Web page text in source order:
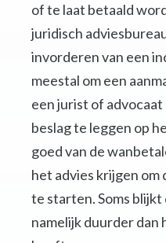
of te laat betaald
juridisch
invorderen van een
meestal om een
een jurist of
beslag te leggen op
goed van de
het advies krijgen om
te starten. Soms
namelijk duurder dan